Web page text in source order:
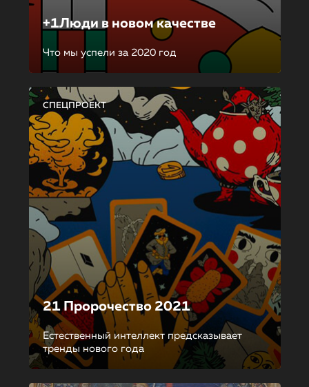
+1Люди в новом качестве
Что мы успели за 2020 год
СПЕЦПРОЕКТ
21 Пророчество 2021
Естественный интеллект предсказывает
тренды нового года